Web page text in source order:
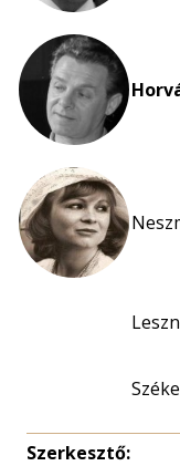
Szerkesztő: